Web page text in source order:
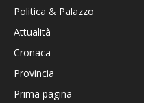
Politica & Palazzo
Attualità
Cronaca
Provincia
Prima pagina